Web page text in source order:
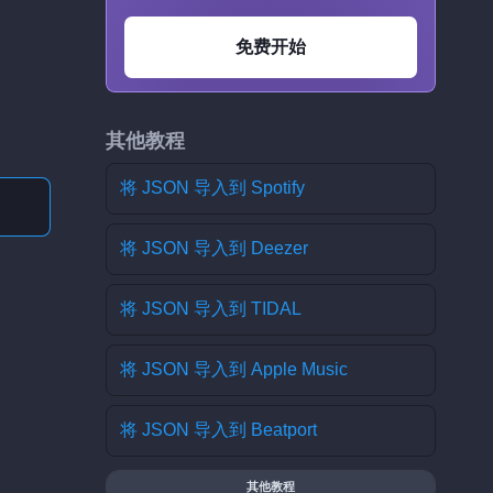
免费开始
其他教程
将 JSON 导入到 Spotify
将 JSON 导入到 Deezer
将 JSON 导入到 TIDAL
将 JSON 导入到 Apple Music
将 JSON 导入到 Beatport
其他教程